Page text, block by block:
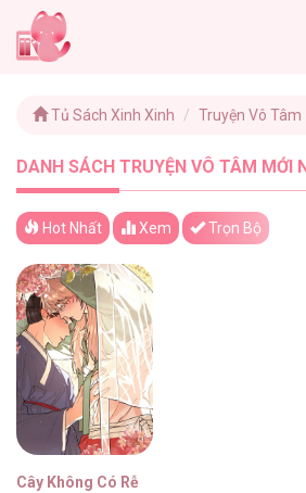
Tủ Sách Xinh Xinh Truyện Vô Tâm
DANH SÁCH TRUYỆN VÔ TÂM MỚI NHẤT -
Hot Nhất Xem Trọn Bộ
Cây Không Có Rễ